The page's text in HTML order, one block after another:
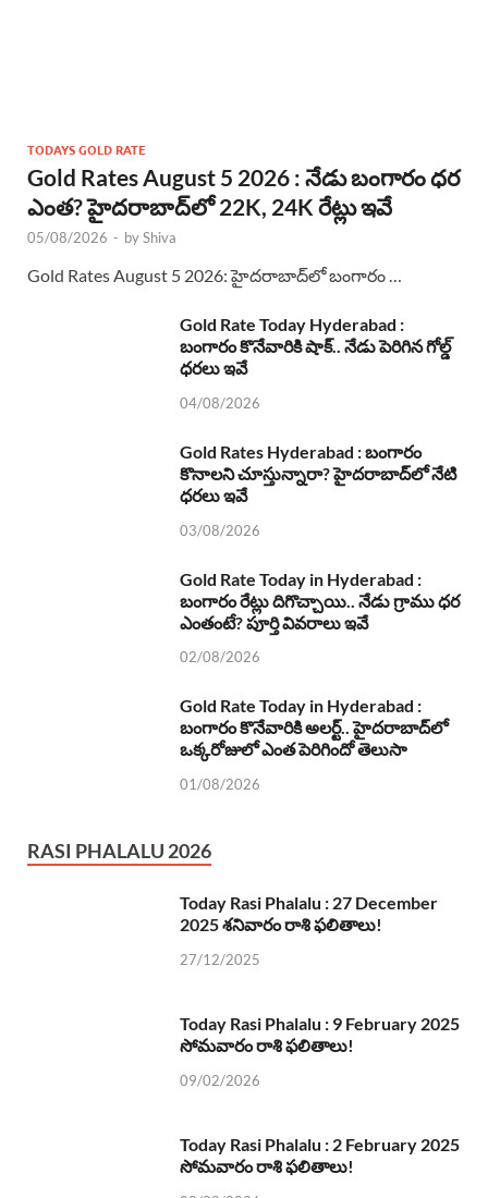
TODAYS GOLD RATE
Gold Rates August 5 2026 : నేడు బంగారం ధర
ఎంత? హైదరాబాద్‌లో 22K, 24K రేట్లు ఇవే
05/08/2026 - byShiva
Gold Rates August 5 2026: హైదరాబాద్‌లో బంగారం …
Gold Rate Today Hyderabad :
బంగారం కొనేవారికి షాక్.. నేడు పెరిగిన గోల్డ్
ధరలు ఇవే
04/08/2026
Gold Rates Hyderabad : బంగారం
కొనాలని చూస్తున్నారా? హైదరాబాద్‌లో నేటి
ధరలు ఇవే
03/08/2026
Gold Rate Today in Hyderabad :
బంగారం రేట్లు దిగొచ్చాయి.. నేడు గ్రాము ధర
ఎంతంటే? పూర్తి వివరాలు ఇవే
02/08/2026
Gold Rate Today in Hyderabad :
బంగారం కొనేవారికి అలర్ట్.. హైదరాబాద్‌లో
ఒక్కరోజులో ఎంత పెరిగిందో తెలుసా
01/08/2026
RASI PHALALU 2026
Today Rasi Phalalu : 27 December
2025 శనివారం రాశి ఫలితాలు!
27/12/2025
Today Rasi Phalalu : 9 February 2025
సోమవారం రాశి ఫలితాలు!
09/02/2026
Today Rasi Phalalu : 2 February 2025
సోమవారం రాశి ఫలితాలు!